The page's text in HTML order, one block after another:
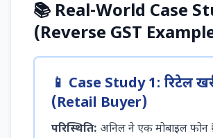
📚 Real-World Case
(Reverse GST
📱 Case Study 1: रिटेल
(Retail Buyer)
परिस्थिति: अनिल ने एक मोबाइल फोन